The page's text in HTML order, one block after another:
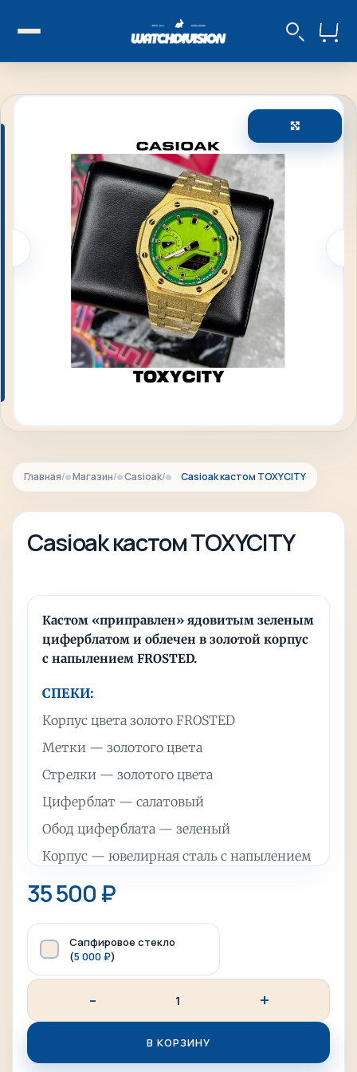
Главная Магазин Casioak Casioak кастом TOXYCITY
Casioak кастом TOXYCITY
Кастом «приправлен» ядовитым зеленым
циферблатом и облечен в золотой корпус
с напылением FROSTED.
СПЕКИ:
Корпус цвета золото FROSTED
Метки — золотого цвета
Стрелки — золотого цвета
Циферблат — салатовый
Обод циферблата — зеленый
Корпус — ювелирная сталь с напылением
Стекло — минеральное
Диаметр часов — 41 мм
Вес часов — примерно 160 гр (зависит от
35 500 ₽
Сапфировое стекло
(5 000 ₽)
В КОРЗИНУ